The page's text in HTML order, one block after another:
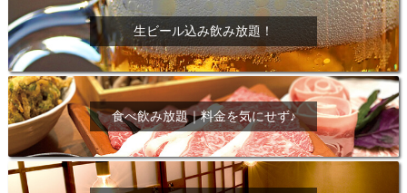
生ビール込み飲み放題！
食べ飲み放題｜料金を気にせず♪